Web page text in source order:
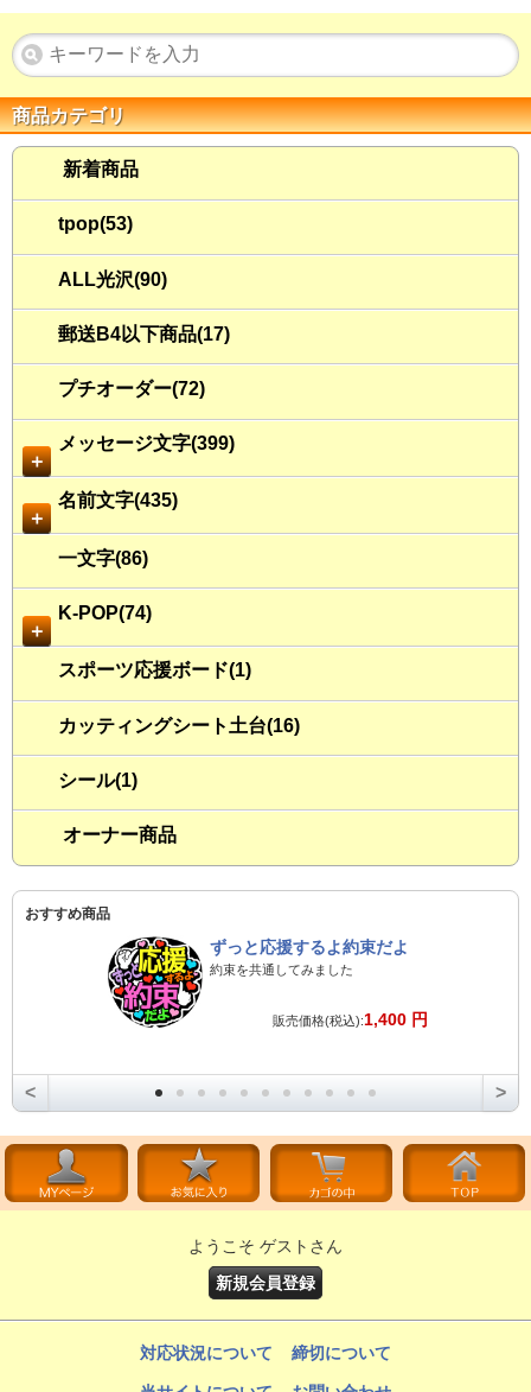
商品カテゴリ
新着商品
tpop(53)
ALL光沢(90)
郵送B4以下商品(17)
プチオーダー(72)
＋
メッセージ文字(399)
＋
名前文字(435)
一文字(86)
＋
K-POP(74)
スポーツ応援ボード(1)
カッティングシート土台(16)
シール(1)
オーナー商品
おすすめ商品
ずっと応援するよ約束だよ
約束を共通してみました
販売価格(税込):1,400 円
< >
ようこそ ゲストさん
新規会員登録
対応状況について 締切について